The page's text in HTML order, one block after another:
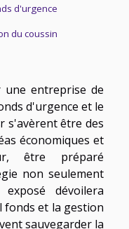
d'urgence
du coussin
entreprise de
d'urgence et le
s'avèrent être des
économiques et
être préparé
non seulement
dévoilera
et la gestion
sauvegarder la